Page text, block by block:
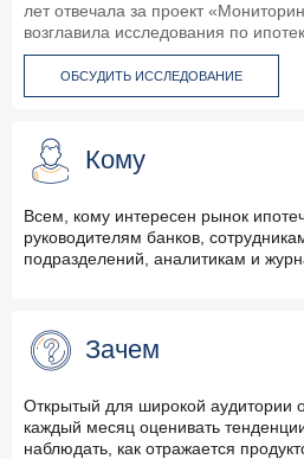
лет отвечала за проект
возглавила исследования по
ОБСУДИТЬ ИССЛЕДОВАНИЕ
Кому
Всем, кому интересен рынок
руководителям банков,
подразделений, аналитикам и
Зачем
Открытый для широкой аудитории
каждый месяц оценивать
наблюдать, как отражается